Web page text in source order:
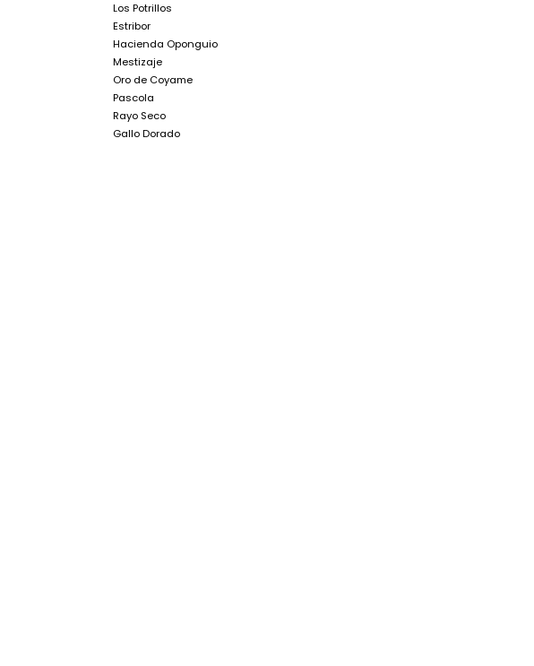
Los Potrillos
Estribor
Hacienda Oponguio
Mestizaje
Oro de Coyame
Pascola
Rayo Seco
Gallo Dorado